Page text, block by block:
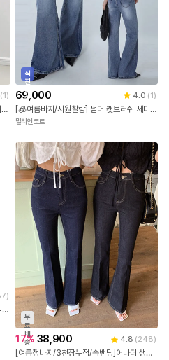
(1)
[핏보장/뒷태여신/세미로우] 소프트 프리미엄 부츠컷 데님 3color 연청진청블랙진 로우웨이스트 청바지
직
진
배
송
69,000 4.0 (1)
[🧊여름바지/시원찰랑] 썸머 캣브러쉬 세미 부츠컷 데님팬츠
밀리언코르
무
료
배
송
17% 38,900 4.8 (248)
[여름청바지/3천장누적/속밴딩]어나더 생지 부츠컷팬츠(3color) [레직기 논페이드 숨은밴딩 데님 슬림핏 허리잘록 청바지 몸매보정]